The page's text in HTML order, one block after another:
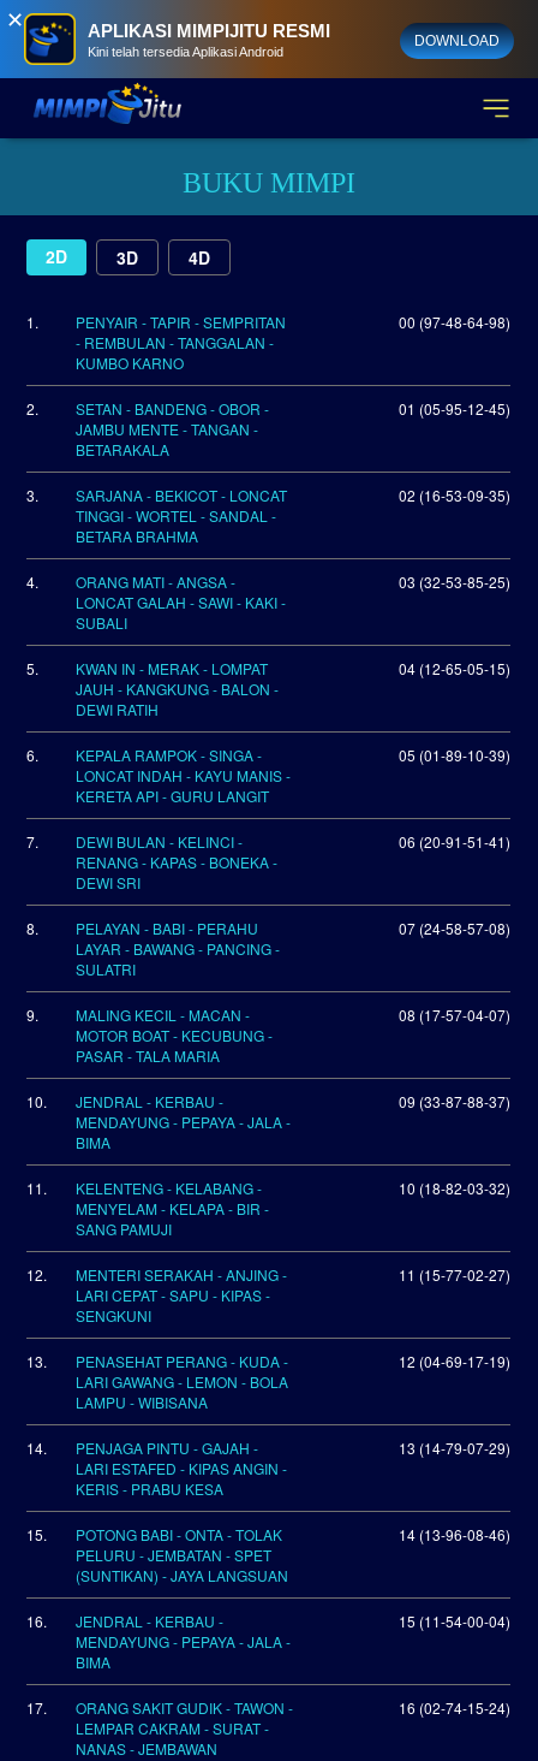
APLIKASI MIMPIJITU RESMI
Kini telah tersedia Aplikasi Android
DOWNLOAD
✕
BUKU MIMPI
2D 3D 4D
1.
PENYAIR - TAPIR - SEMPRITAN
- REMBULAN - TANGGALAN -
KUMBO KARNO
00 (97-48-64-98)
2.
SETAN - BANDENG - OBOR -
JAMBU MENTE - TANGAN -
BETARAKALA
01 (05-95-12-45)
3.
SARJANA - BEKICOT - LONCAT
TINGGI - WORTEL - SANDAL -
BETARA BRAHMA
02 (16-53-09-35)
4.
ORANG MATI - ANGSA -
LONCAT GALAH - SAWI - KAKI -
SUBALI
03 (32-53-85-25)
5.
KWAN IN - MERAK - LOMPAT
JAUH - KANGKUNG - BALON -
DEWI RATIH
04 (12-65-05-15)
6.
KEPALA RAMPOK - SINGA -
LONCAT INDAH - KAYU MANIS -
KERETA API - GURU LANGIT
05 (01-89-10-39)
7.
DEWI BULAN - KELINCI -
RENANG - KAPAS - BONEKA -
DEWI SRI
06 (20-91-51-41)
8.
PELAYAN - BABI - PERAHU
LAYAR - BAWANG - PANCING -
SULATRI
07 (24-58-57-08)
9.
MALING KECIL - MACAN -
MOTOR BOAT - KECUBUNG -
PASAR - TALA MARIA
08 (17-57-04-07)
10.
JENDRAL - KERBAU -
MENDAYUNG - PEPAYA - JALA -
BIMA
09 (33-87-88-37)
11.
KELENTENG - KELABANG -
MENYELAM - KELAPA - BIR -
SANG PAMUJI
10 (18-82-03-32)
12.
MENTERI SERAKAH - ANJING -
LARI CEPAT - SAPU - KIPAS -
SENGKUNI
11 (15-77-02-27)
13.
PENASEHAT PERANG - KUDA -
LARI GAWANG - LEMON - BOLA
LAMPU - WIBISANA
12 (04-69-17-19)
14.
PENJAGA PINTU - GAJAH -
LARI ESTAFED - KIPAS ANGIN -
KERIS - PRABU KESA
13 (14-79-07-29)
15.
POTONG BABI - ONTA - TOLAK
PELURU - JEMBATAN - SPET
(SUNTIKAN) - JAYA LANGSUAN
14 (13-96-08-46)
16.
JENDRAL - KERBAU -
MENDAYUNG - PEPAYA - JALA -
BIMA
15 (11-54-00-04)
17.
ORANG SAKIT GUDIK - TAWON -
LEMPAR CAKRAM - SURAT -
NANAS - JEMBAWAN
16 (02-74-15-24)